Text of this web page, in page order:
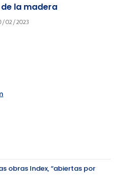
la madera
02/2023
obras Index, “abiertas por